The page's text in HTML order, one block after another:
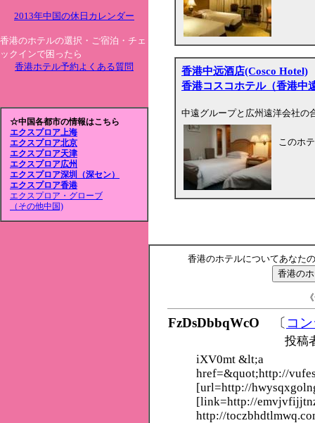
2013年中国の休日カレンダー
香港のホテルの選択・ご宿泊・チェ
ックインで困ったら
香港ホテル予約よくある質問
☆中国各都市の情報はこちら
エクスプロア上海
エクスプロア北京
エクスプロア天津
エクスプロア広州
エクスプロア深圳（深セン）
エクスプロア香港
エクスプロア・グローブ
（その他中国)
香港中远酒店(Cosco Hotel)
香港コスコホテル（香港中
中遠グループと広州遠洋会社の
このホ
香港のホテルについてあなた
FzDsDbbqWcO 〔 コ
投稿
iXV0mt &lt;a
href=&quot;http://
[url=http://
[link=http://
http://